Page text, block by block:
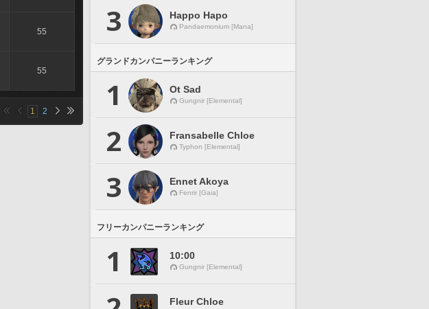
55
55
1 2
3 Happo Hapo
Pandaemonium [Mana]
グランドカンパニーランキング
1 Ot Sad
Gungnir [Elemental]
2 Fransabelle Chloe
Typhon [Elemental]
3 Ennet Akoya
Fenrir [Gaia]
フリーカンパニーランキング
1 10:00
Gungnir [Elemental]
Fleur Chloe